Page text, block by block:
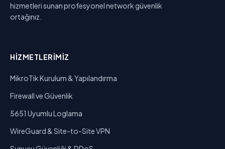
hizmetleri sunan profesyonel network güvenlik
ortağınız.
HIZMETLERIMIZ
MikroTik Kurulum & Yapılandırma
Firewall ve Güvenlik
5651 Uyumlu Loglama
WireGuard & Site-to-Site VPN